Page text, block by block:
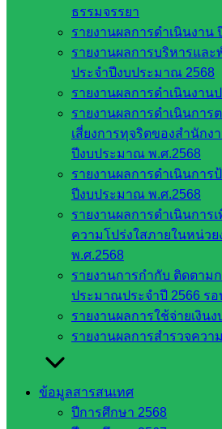
ธรรมจรรยา
รายงานผลการดำเนินงาน
รายงานผลการบริหารแล
ประจำปีงบประมาณ 2568
รายงานผลการดำเนินงาน
รายงานผลการดำเนินกา
เสี่ยงการทุจริตของสำนัก
ปีงบประมาณ พ.ศ.2568
รายงานผลการดำเนินการ
ปีงบประมาณ พ.ศ.2568
รายงานผลการดำเนินการ
ความโปร่งใสภายในหน่ว
พ.ศ.2568
รายงานการกำกับ ติดตาม
ประมาณประจำปี 2566 รอ
รายงานผลการใช้จ่ายเงิน
รายงานผลการสำรวจควา
ข้อมูลสารสนเทศ
ปีการศึกษา 2568
สพป. ใน
สังกัด
สพฐ.
กรมบัญชี
กลาง
สำนักงาน
ส.ก.ส.ค
หน่วยงาน
ในจังหวัด
สระแก้ว
จังหวัด
สระแก้ว
องค์การ
บริหาร
ส่วน
สระแก้ว
ศึกษาธิการ